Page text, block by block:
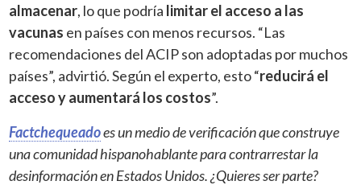
almacenar, lo que podría limitar el acceso a las
vacunas en países con menos recursos. “Las
recomendaciones del ACIP son adoptadas por muchos
países”, advirtió. Según el experto, esto “reducirá el
acceso y aumentará los costos”.
Factchequeadoes un medio de verificación que construye
una comunidad hispanohablante para contrarrestar la
desinformación en Estados Unidos. ¿Quieres ser parte?